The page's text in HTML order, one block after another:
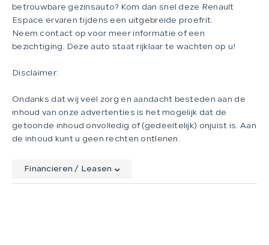
betrouwbare gezinsauto? Kom dan snel deze Renault
Espace ervaren tijdens een uitgebreide proefrit.
Neem contact op voor meer informatie of een
bezichtiging. Deze auto staat rijklaar te wachten op u!
Disclaimer:
Ondanks dat wij veel zorg en aandacht besteden aan de
inhoud van onze advertenties is het mogelijk dat de
getoonde inhoud onvolledig of (gedeeltelijk) onjuist is. Aan
de inhoud kunt u geen rechten ontlenen.
Financieren / Leasen